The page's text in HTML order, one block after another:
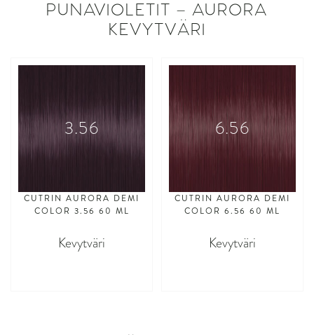
PUNAVIOLETIT – AURORA
KEVYTVÄRI
3.56
CUTRIN AURORA DEMI
COLOR 3.56 60 ML
Kevytväri
6.56
CUTRIN AURORA DEMI
COLOR 6.56 60 ML
Kevytväri